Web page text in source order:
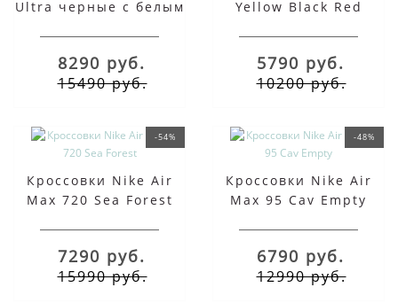
Ultra черные с белым
8290 руб.
15490 руб.
Yellow Black Red
5790 руб.
10200 руб.
-54%
Кроссовки Nike Air
Max 720 Sea Forest
7290 руб.
15990 руб.
-48%
Кроссовки Nike Air
Max 95 Cav Empty
6790 руб.
12990 руб.